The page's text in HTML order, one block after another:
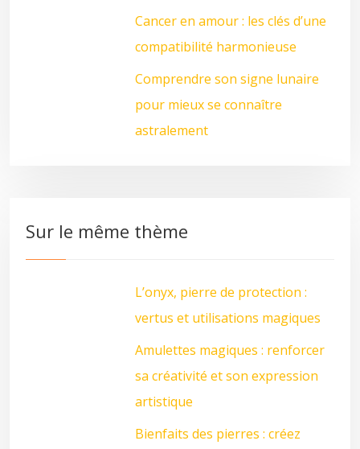
Cancer en amour : les clés d’une
compatibilité harmonieuse
Comprendre son signe lunaire
pour mieux se connaître
astralement
Sur le même thème
L’onyx, pierre de protection :
vertus et utilisations magiques
Amulettes magiques : renforcer
sa créativité et son expression
artistique
Bienfaits des pierres : créez